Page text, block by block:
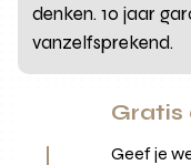
denken. 10 jaar
vanzelfsprekend.
Gratis
Geef je